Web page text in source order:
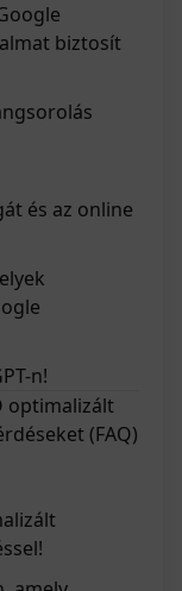
biztosít
és az online
n!
optimalizált
(FAQ)